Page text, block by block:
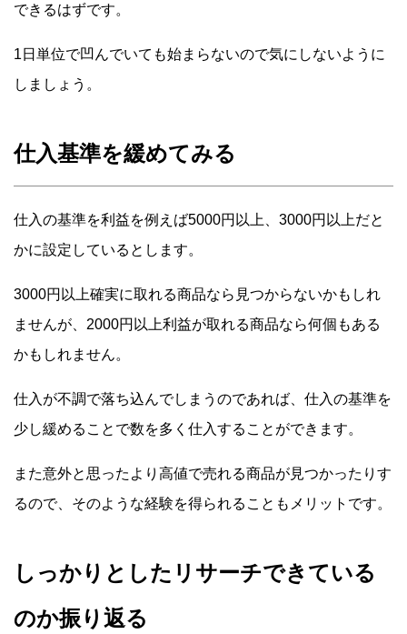
できるはずです。
1日単位で凹んでいても始まらないので気にしないように
しましょう。
仕入基準を緩めてみる
仕入の基準を利益を例えば5000円以上、3000円以上だと
かに設定しているとします。
3000円以上確実に取れる商品なら見つからないかもしれ
ませんが、2000円以上利益が取れる商品なら何個もある
かもしれません。
仕入が不調で落ち込んでしまうのであれば、仕入の基準を
少し緩めることで数を多く仕入することができます。
また意外と思ったより高値で売れる商品が見つかったりす
るので、そのような経験を得られることもメリットです。
しっかりとしたリサーチできている
のか振り返る